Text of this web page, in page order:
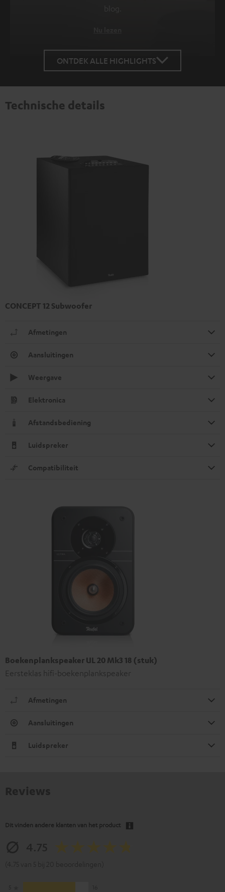
blog.
ONTDEK ALLE HIGHLIGHTS
Technische details
CONCEPT 12 Subwoofer
Afmetingen
Aansluitingen
Weergave
Elektronica
Afstandsbediening
Luidspreker
Compatibiliteit
Boekenplankspeaker UL 20 Mk3 18 (stuk)
Eersteklas hifi-boekenplankspeaker
Afmetingen
Aansluitingen
Luidspreker
Dit vinden andere klanten van het product